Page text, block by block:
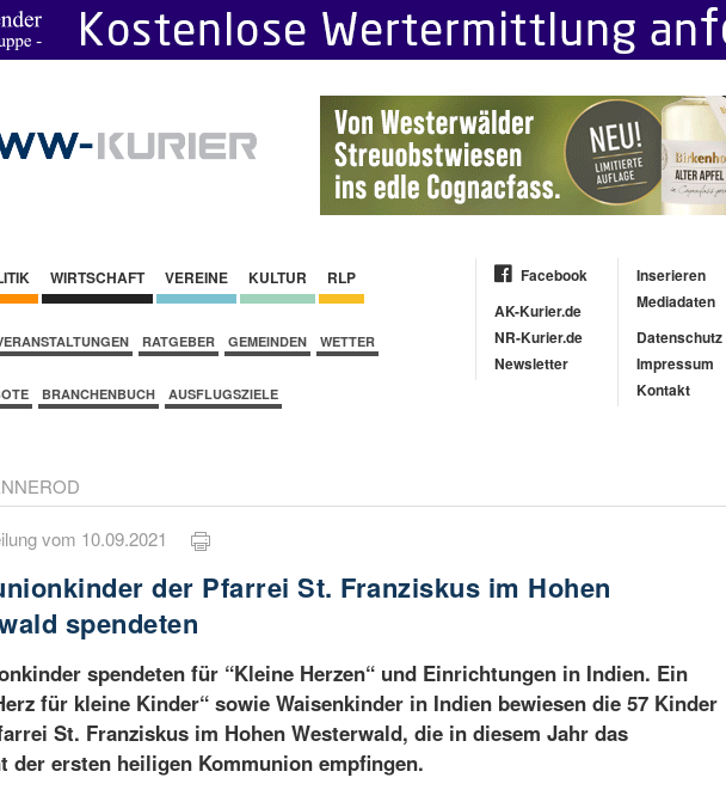
WIRTSCHAFT VEREINE KULTUR RLP
RATGEBER GEMEINDEN WETTER
BRANCHENBUCH AUSFLUGSZIELE
Facebook
AK-Kurier.de
NR-Kurier.de
Newsletter
Inserieren
Mediadaten
Datenschutz
Impressum
Kontakt
vom 10.09.2021
der Pfarrei St. Franziskus im Hohen
spendeten
spendeten für “Kleine Herzen“ und Einrichtungen in Indien. Ein
für kleine Kinder“ sowie Waisenkinder in Indien bewiesen die 57 Kinder
St. Franziskus im Hohen Westerwald, die in diesem Jahr das
der ersten heiligen Kommunion empfingen.